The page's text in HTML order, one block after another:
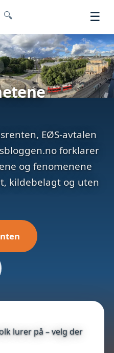
🔍 ☰
EØS-avtalen
forklarer
og fenomenene
kildebelagt og uten
lurer på – velg der